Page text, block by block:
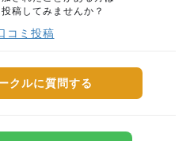
稿してみませんか？
コミ投稿
クルに質問する